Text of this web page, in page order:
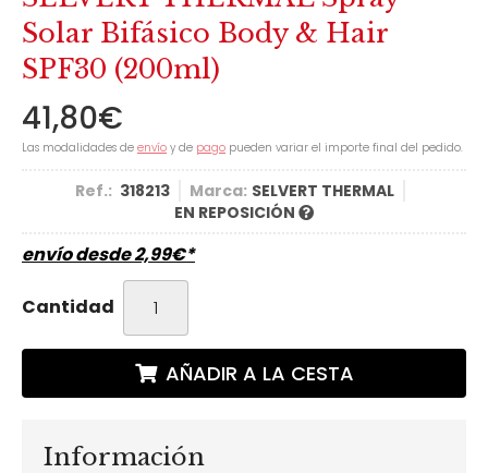
Solar Bifásico Body & Hair
SPF30 (200ml)
41,80€
Las modalidades de envío y de pago pueden variar el importe final del pedido.
Ref.: 318213 Marca: SELVERT THERMAL
EN REPOSICIÓN
envío desde2,99€*
Cantidad
AÑADIR A LA CESTA
Información